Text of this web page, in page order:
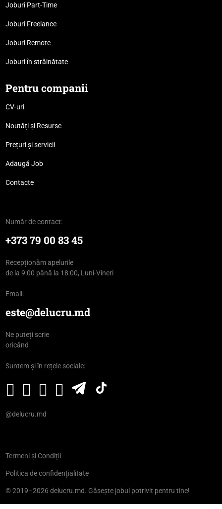
Joburi Part-Time
Joburi Freelance
Joburi Remote
Joburi în străinătate
Pentru companii
CV-uri
Noutăți și Resurse
Prețuri și servicii
Adaugă Job
Contacte
Număr de contact:
+373 79 00 83 45
Recepționăm apelurile
de la 9:00 până la 18:00, Luni-Vineri
Email:
este@delucru.md
Ne puteți scrie
oricând
Suntem și în rețele sociale:
@delucru.md
© 2019–2026 delucru.md. Găsește jobul potrivit pentru tine!
Termeni și Condiții
Politica de confidențialitate